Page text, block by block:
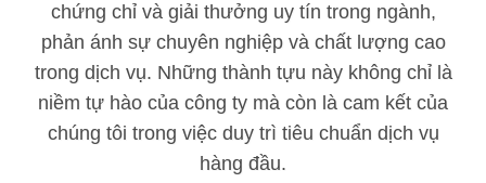
chứng chỉ và giải thưởng uy tín trong ngành,
phản ánh sự chuyên nghiệp và chất lượng cao
trong dịch vụ. Những thành tựu này không chỉ là
niềm tự hào của công ty mà còn là cam kết của
chúng tôi trong việc duy trì tiêu chuẩn dịch vụ
hàng đầu.